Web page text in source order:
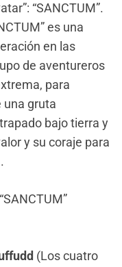
“SANCTUM”.
es una
en las
de aventureros
para
una gruta
bajo tierra y
y su coraje para
(Los cuatro